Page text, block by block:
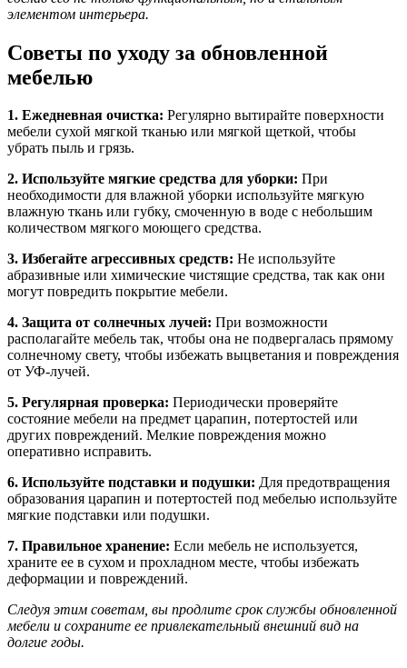
элементом интерьера.
Советы по уходу за обновленной
мебелью
1. Ежедневная очистка: Регулярно вытирайте поверхности
мебели сухой мягкой тканью или мягкой щеткой, чтобы
убрать пыль и грязь.
2. Используйте мягкие средства для уборки: При
необходимости для влажной уборки используйте мягкую
влажную ткань или губку, смоченную в воде с небольшим
количеством мягкого моющего средства.
3. Избегайте агрессивных средств: Не используйте
абразивные или химические чистящие средства, так как они
могут повредить покрытие мебели.
4. Защита от солнечных лучей: При возможности
располагайте мебель так, чтобы она не подвергалась прямому
солнечному свету, чтобы избежать выцветания и повреждения
от УФ-лучей.
5. Регулярная проверка: Периодически проверяйте
состояние мебели на предмет царапин, потертостей или
других повреждений. Мелкие повреждения можно
оперативно исправить.
6. Используйте подставки и подушки: Для предотвращения
образования царапин и потертостей под мебелью используйте
мягкие подставки или подушки.
7. Правильное хранение: Если мебель не используется,
храните ее в сухом и прохладном месте, чтобы избежать
деформации и повреждений.
Следуя этим советам, вы продлите срок службы обновленной
мебели и сохраните ее привлекательный внешний вид на
долгие годы.